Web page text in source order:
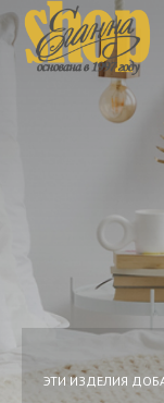
ЭТИ ИЗДЕЛИЯ